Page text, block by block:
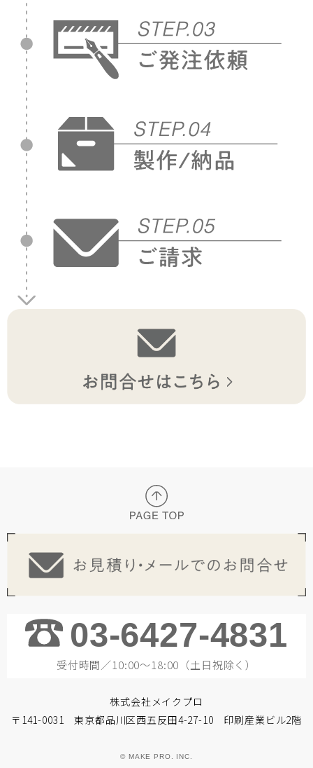
03-6427-4831
受付時間／10:00～18:00（土日祝除く）
株式会社メイクプロ
〒141-0031 東京都品川区西五反田4-27-10 印刷産業ビル2階
© MAKE PRO. INC.